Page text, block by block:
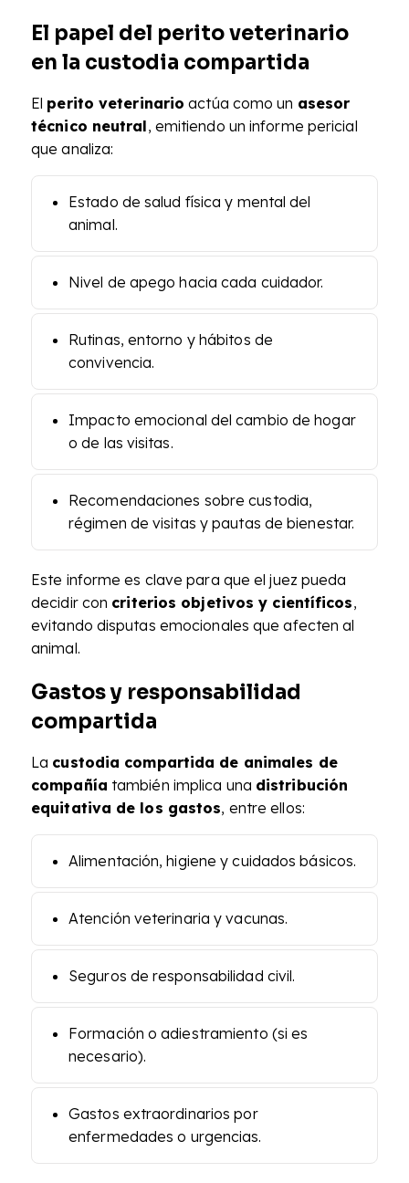
El papel del perito veterinario
en la custodia compartida
El perito veterinario actúa como un asesor
técnico neutral, emitiendo un informe pericial
que analiza:
Estado de salud física y mental del
animal.
Nivel de apego hacia cada cuidador.
Rutinas, entorno y hábitos de
convivencia.
Impacto emocional del cambio de hogar
o de las visitas.
Recomendaciones sobre custodia,
régimen de visitas y pautas de bienestar.
Este informe es clave para que el juez pueda
decidir con criterios objetivos y científicos,
evitando disputas emocionales que afecten al
animal.
Gastos y responsabilidad
compartida
La custodia compartida de animales de
compañía también implica una distribución
equitativa de los gastos, entre ellos:
Alimentación, higiene y cuidados básicos.
Atención veterinaria y vacunas.
Seguros de responsabilidad civil.
Formación o adiestramiento (si es
necesario).
Gastos extraordinarios por
enfermedades o urgencias.